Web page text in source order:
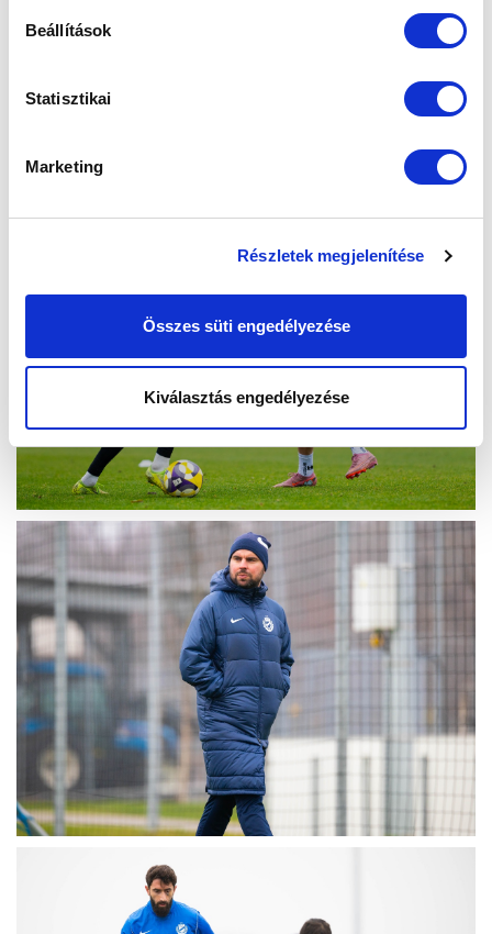
Beállítások
Statisztikai
Marketing
Részletek megjelenítése
Összes süti engedélyezése
Kiválasztás engedélyezése